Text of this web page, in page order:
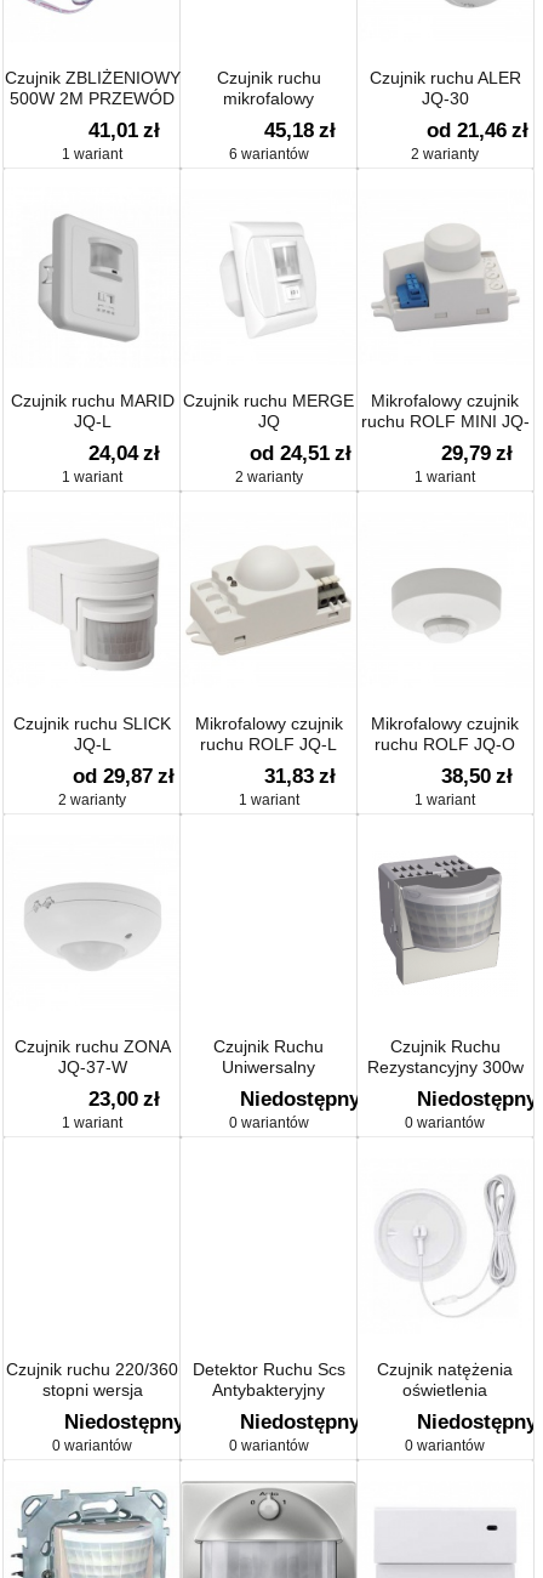
Czujnik ZBLIŻENIOWY
500W 2M PRZEWÓD
41,01 zł
1 wariant
Czujnik ruchu
mikrofalowy
45,18 zł
6 wariantów
Czujnik ruchu ALER
JQ-30
od 21,46 zł
2 warianty
Czujnik ruchu MARID
JQ-L
24,04 zł
1 wariant
Czujnik ruchu MERGE
JQ
od 24,51 zł
2 warianty
Mikrofalowy czujnik
ruchu ROLF MINI JQ-
L
29,79 zł
1 wariant
Czujnik ruchu SLICK
JQ-L
od 29,87 zł
2 warianty
Mikrofalowy czujnik
ruchu ROLF JQ-L
31,83 zł
1 wariant
Mikrofalowy czujnik
ruchu ROLF JQ-O
38,50 zł
1 wariant
Czujnik ruchu ZONA
JQ-37-W
23,00 zł
1 wariant
Czujnik Ruchu
Uniwersalny
Niedostępny
0 wariantów
Czujnik Ruchu
Rezystancyjny 300w
Alu
Niedostępny
0 wariantów
Czujnik ruchu 220/360
stopni wersja
rozszerzona Comfort
IP55
Niedostępny
0 wariantów
Detektor Ruchu Scs
Antybakteryjny
Niedostępny
0 wariantów
Czujnik natężenia
oświetlenia
Niedostępny
0 wariantów